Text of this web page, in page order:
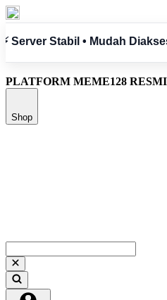
Hambatan ✅ Aman
PLATFORM MEME128
Shop